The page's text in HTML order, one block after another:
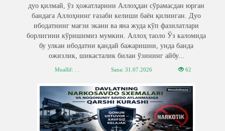
дуо қилмай, ўз ҳожатларини Аллоҳдан сўрамасдан юрган
бандага Аллоҳнинг ғазаби келиши баён қилинган. Дуо
ибодатнинг мағзи экани ва яна жуда кўп фазилатлари
борлигини кўришимиз мумкин. Аллоҳ таоло Ўз каломида
бу улкан ибодатни қандай бажаришни, унда банда
ожизлик, шикасталик билан ўзининг айбу...
Muallif: . . Sana: 31.07.2026 62